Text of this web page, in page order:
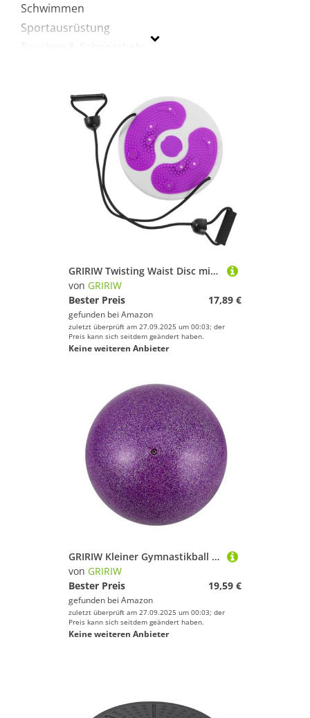
Schwimmen
Sportausrüstung
GRIRIW Twisting Waist Disc mit Zwei Seilen Stabiles Heimfitnessgerät für Bauch und Taillentraining Multifunktionale Slimming Maschine mit Rutschfester Kunststoffplatte Effektives Aerobic
von GRIRIW
Bester Preis
17,89 €
gefunden bei Amazon
zuletzt überprüft am 27.09.2025 um 00:03; der
Preis kann sich seitdem geändert haben.
Keine weiteren Anbieter
GRIRIW Kleiner Gymnastikball für Stabiler Langlebiger Übungsball für Tanz Turnen und Balance Geeignet für Mädchen und Jungen Vielseitiger Trainingsball
von GRIRIW
Bester Preis
19,59 €
gefunden bei Amazon
zuletzt überprüft am 27.09.2025 um 00:03; der
Preis kann sich seitdem geändert haben.
Keine weiteren Anbieter